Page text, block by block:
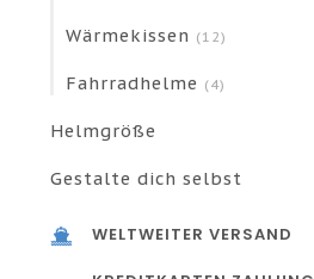
Wärmekissen (12)
Fahrradhelme (4)
Helmgröße
Gestalte dich selbst
WELTWEITER VERSAND